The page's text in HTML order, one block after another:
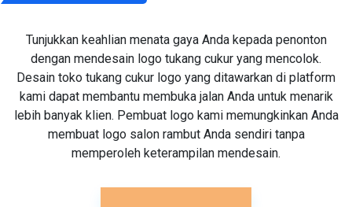
Tunjukkan keahlian menata gaya Anda kepada penonton
dengan mendesain logo tukang cukur yang mencolok.
Desain toko tukang cukur logo yang ditawarkan di platform
kami dapat membantu membuka jalan Anda untuk menarik
lebih banyak klien. Pembuat logo kami memungkinkan Anda
membuat logo salon rambut Anda sendiri tanpa
memperoleh keterampilan mendesain.